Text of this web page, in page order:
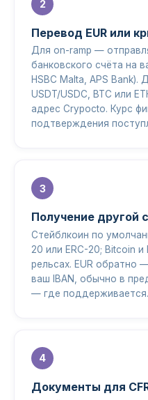
Перевод EUR или
Для on-ramp —
банковского счёта на
HSBC Malta, APS
USDT/USDC, BTC или
адрес Crypocto. Курс
подтверждения
Получение другой
Стейблкоин по
20 или ERC-20; Bitcoin
рельсах. EUR обратно
ваш IBAN, обычно в
— где поддерживается.
Документы для